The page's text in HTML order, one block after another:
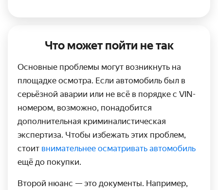
Что может пойти не так
Основные проблемы могут возникнуть на
площадке осмотра. Если автомобиль был в
серьёзной аварии или не всё в порядке с VIN-
номером, возможно, понадобится
дополнительная криминалистическая
экспертиза. Чтобы избежать этих проблем,
стоит внимательнее осматривать автомобиль
ещё до покупки.
Второй нюанс — это документы. Например,